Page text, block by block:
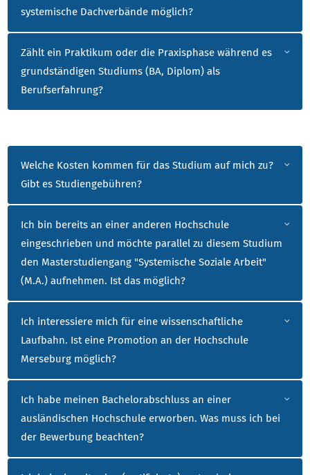
systemische Dachverbände möglich?
Zählt ein Praktikum oder die Praxisphase während es
grundständigen Studiums (BA, Diplom) als
Berufserfahrung?
HÄUFIG GESTELLTE FRAGEN
Welche Kosten kommen für das Studium auf mich zu?
Gibt es Studiengebühren?
Ich bin bereits an einer anderen Hochschule
eingeschrieben und möchte parallel zu diesem Studium
den Masterstudiengang "Systemische Soziale Arbeit"
(M.A.) aufnehmen. Ist das möglich?
Ich interessiere mich für eine wissenschaftliche
Laufbahn. Ist eine Promotion an der Hochschule
Merseburg möglich?
Ich habe meinen Bachelorabschluss an einer
ausländischen Hochschule erworben. Was muss ich bei
der Bewerbung beachten?